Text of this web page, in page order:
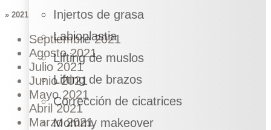
Injertos de grasa
Labioplastia
Lifting de muslos
Lifting de brazos
Corrección de cicatrices
Mommy makeover
» 2021
Septiembre 2021
Agosto 2021
Julio 2021
Junio 2021
Mayo 2021
Abril 2021
Marzo 2021